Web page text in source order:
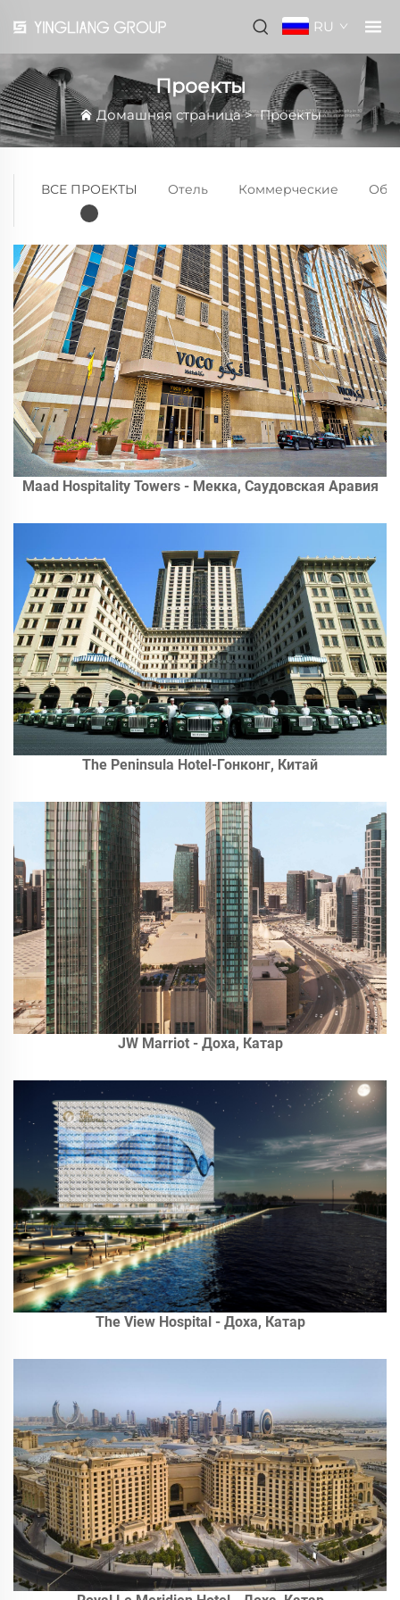
RU
Проекты
Домашняя страница>Проекты
ВСЕ ПРОЕКТЫ Отель Коммерческие
Maad Hospitality Towers - Мекка, Саудовская Аравия
The Peninsula Hotel-Гонконг, Китай
JW Marriot - Доха, Катар
The View Hospital - Доха, Катар